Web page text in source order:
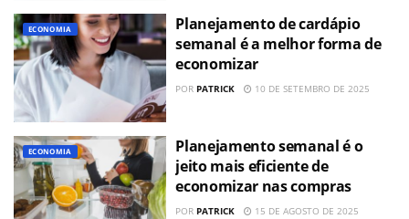
ECONOMIA
Planejamento de cardápio
semanal é a melhor forma de
economizar
POR PATRICK 10 DE SETEMBRO DE 2025
ECONOMIA
Planejamento semanal é o
jeito mais eficiente de
economizar nas compras
POR PATRICK 15 DE AGOSTO DE 2025